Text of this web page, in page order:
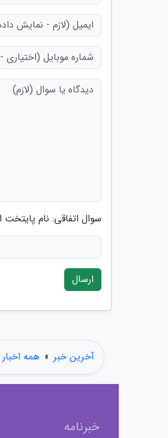
سوال اتفاقی: نام
ارسال
آخرین خبر » همه
خبرنامه